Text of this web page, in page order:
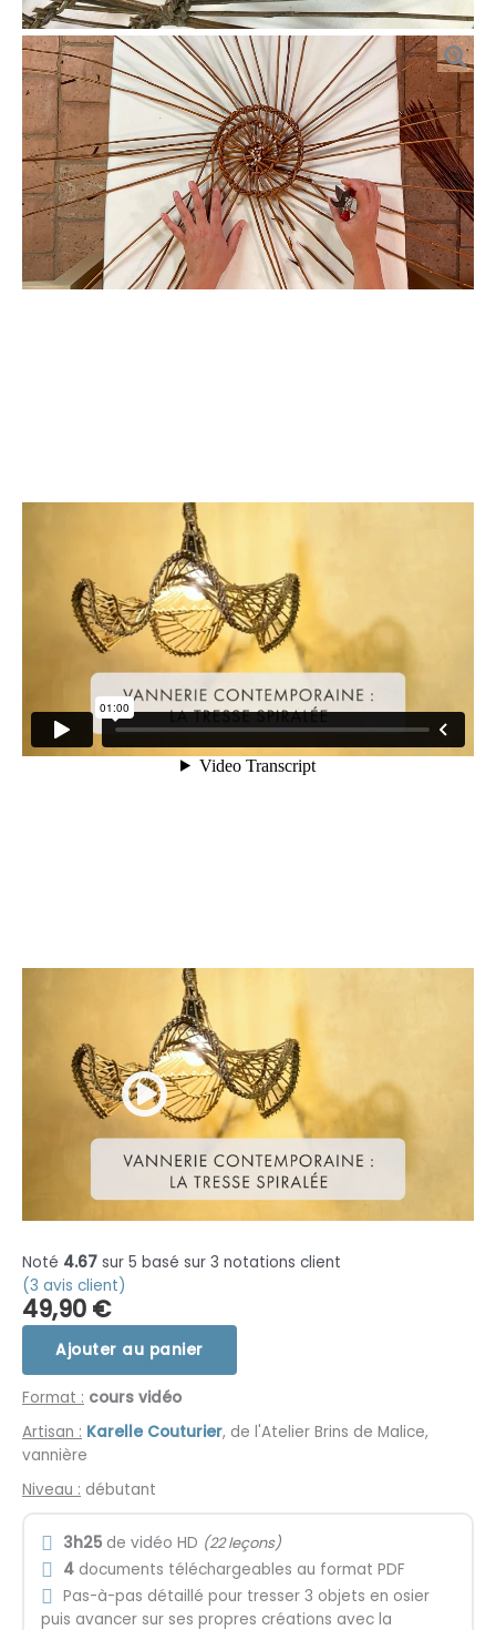
Noté 4.67 sur 5 basé sur 3 notations client
(3 avis client)
49,90 €
Ajouter au panier
Format : cours vidéo
Artisan : Karelle Couturier, de l'Atelier Brins de Malice,
vannière
Niveau : débutant
3h25 de vidéo HD (22 leçons)
4 documents téléchargeables au format PDF
Pas-à-pas détaillé pour tresser 3 objets en osier
puis avancer sur ses propres créations avec la